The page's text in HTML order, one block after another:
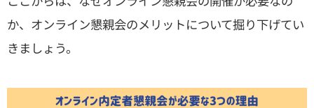
か、オンライン懇親会のメリットについて掘り下げてい
きましょう。